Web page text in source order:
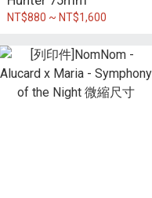
NT$880 ~ NT$1,600